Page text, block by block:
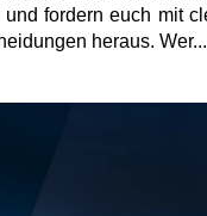
fordern euch mit
heraus. Wer...